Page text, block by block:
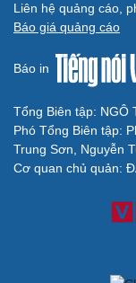
Liên hệ quảng cáo,
Báo giá quảng cáo
Báo in
Tổng Biên tập: NGÔ
Phó Tổng Biên tập:
Trung Sơn, Nguyễn
Cơ quan chủ quản: